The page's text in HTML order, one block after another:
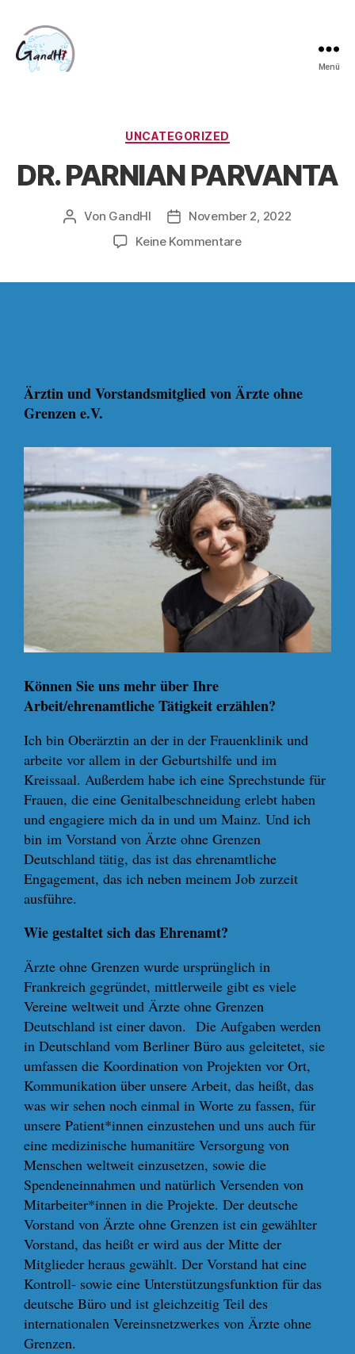
Menü
UNCATEGORIZED
DR. PARNIAN PARVANTA
Von GandHI
November 2, 2022
Keine Kommentare
Ärztin und Vorstandsmitglied von Ärzte ohne
Grenzen e.V.
Können Sie uns mehr über Ihre
Arbeit/ehrenamtliche Tätigkeit erzählen?
Ich bin Oberärztin an der in der Frauenklinik und
arbeite vor allem in der Geburtshilfe und im
Kreissaal. Außerdem habe ich eine Sprechstunde für
Frauen, die eine Genitalbeschneidung erlebt haben
und engagiere mich da in und um Mainz. Und ich
bin im Vorstand von Ärzte ohne Grenzen
Deutschland tätig, das ist das ehrenamtliche
Engagement, das ich neben meinem Job zurzeit
ausführe.
Wie gestaltet sich das Ehrenamt?
Ärzte ohne Grenzen wurde ursprünglich in
Frankreich gegründet, mittlerweile gibt es viele
Vereine weltweit und Ärzte ohne Grenzen
Deutschland ist einer davon. Die Aufgaben werden
in Deutschland vom Berliner Büro aus geleitetet, sie
umfassen die Koordination von Projekten vor Ort,
Kommunikation über unsere Arbeit, das heißt, das
was wir sehen noch einmal in Worte zu fassen, für
unsere Patient*innen einzustehen und uns auch für
eine medizinische humanitäre Versorgung von
Menschen weltweit einzusetzen, sowie die
Spendeneinnahmen und natürlich Versenden von
Mitarbeiter*innen in die Projekte. Der deutsche
Vorstand von Ärzte ohne Grenzen ist ein gewählter
Vorstand, das heißt er wird aus der Mitte der
Mitglieder heraus gewählt. Der Vorstand hat eine
Kontroll- sowie eine Unterstützungsfunktion für das
deutsche Büro und ist gleichzeitig Teil des
internationalen Vereinsnetzwerkes von Ärzte ohne
Grenzen.